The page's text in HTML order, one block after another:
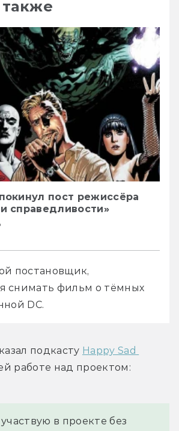
пост режиссёра
справедливости»
постановщик,
снимать фильм о тёмных
DC.
подкасту Happy Sad
работе над проектом:
в проекте без